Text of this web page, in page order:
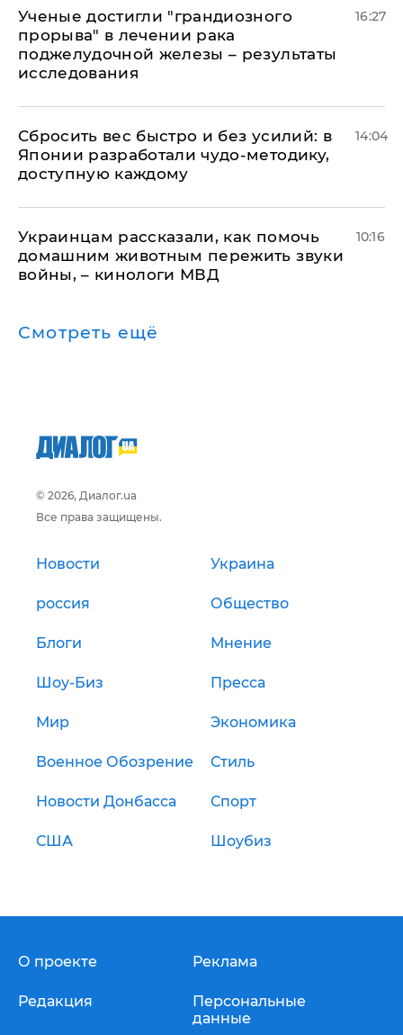
Ученые достигли "грандиозного
прорыва" в лечении рака
поджелудочной железы – результаты
исследования
16:27
Сбросить вес быстро и без усилий: в
Японии разработали чудо-методику,
доступную каждому
14:04
Украинцам рассказали, как помочь
домашним животным пережить звуки
войны, – кинологи МВД
10:16
Смотреть ещё
© 2026, Диалог.ua
Все права защищены.
Новости Украина
россия Общество
Блоги Мнение
Шоу-Биз Пресса
Мир Экономика
Военное Обозрение Стиль
Новости Донбасса Спорт
США Шоубиз
О проекте
Редакция
Реклама
Персональные
данные